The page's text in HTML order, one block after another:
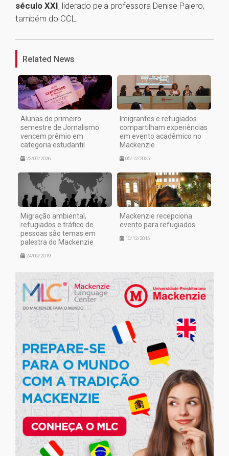
século XXI, liderado pela professora Denise Paiero,
também do CCL.
Related News
Alunas do primeiro
semestre de Jornalismo
vencem prêmio em
categoria estudantil
22/07/2026
Imigrantes e refugiados
compartilham experiências
em evento acadêmico no
Mackenzie
05/12/2025
Migração ambiental,
refugiados e tráfico de
pessoas são temas em
palestra do Mackenzie
24/09/2019
Mackenzie recepciona
evento para refugiados
10/12/2015